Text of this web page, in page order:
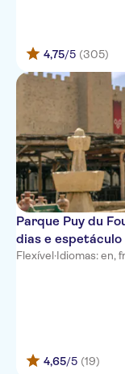
4,75/5 (305)
Parque Puy du
dias e
Flexível·Idiomas: en,
4,65/5 (19)